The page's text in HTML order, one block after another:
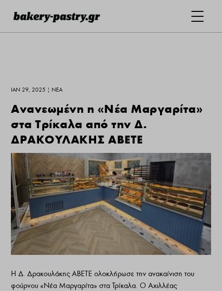
ΙΑΝ 29, 2025 | ΝΕΑ
Ανανεωμένη η «Νέα Μαργαρίτα»
στα Τρίκαλα από την Δ.
ΔΡΑΚΟΥΛΑΚΗΣ ΑΒΕΤΕ
Η Δ. Δρακουλάκης ΑΒΕΤΕ ολοκλήρωσε την ανακαίνιση του
φούρνου «Νέα Μαργαρίτα» στα Τρίκαλα. Ο Αχιλλέας